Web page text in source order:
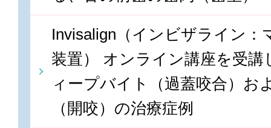
Invisalign（インビザライン：
装置） オンライン講座を受講
ィープバイト（過蓋咬合）お
（開咬）の治療症例